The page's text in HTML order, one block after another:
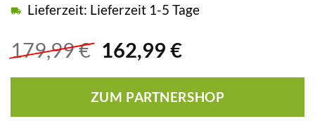
179,99€ Ursprünglicher
Preis
war:
179,99 €
162,99 €Aktueller
ist:
162,99 €.
Lieferzeit: Lieferzeit 1-5 Tage
ZUM PARTNERSHOP